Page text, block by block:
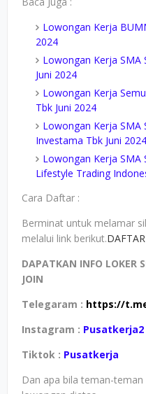
Lowongan Kerja
2024
Lowongan Kerja SMA
Juni 2024
Lowongan Kerja
Tbk Juni 2024
Lowongan Kerja SMA
Investama Tbk Juni 2024
Lowongan Kerja SMA
Lifestyle Trading
Cara Daftar :
Berminat untuk melamar
melalui link berikut.DAFTAR
DAPATKAN INFO LOKER
JOIN
Telegaram : https://
Instagram : Pusatkerja2
Tiktok : Pusatkerja
Dan apa bila teman-